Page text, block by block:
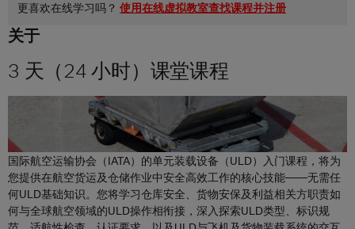
ES
更喜欢在线学习吗？ 使用在线虚拟教室查找课程并注册
关于
3 天（24 小时）课堂课程
国际航空运输协会（IATA）的单元装载设备（ULD）入门课程，将为
您提供在航空货运及仓储作业中安全高效工作的核心技能——无需任
何ULD基础知识。您将学习仓库安全、货物安保及利益相关方职责如
何与全球航空领域的ULD操作相衔接，深入探索ULD类型、标识规